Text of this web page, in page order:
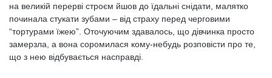
на великій перерві строєм йшов до їдальні снідати, малятко
починала стукати зубами – від страху перед черговими
“тортурами їжею”. Оточуючим здавалось, що дівчинка просто
замерзла, а вона соромилася кому-небудь розповісти про те,
що з нею відбувається насправді.